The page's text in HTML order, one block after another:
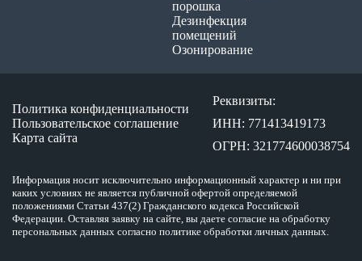
порошка
Дезинфекция
помещений
Озонирование
Политика конфиденциальности
Пользовательское соглашение
Карта сайта
Реквизиты:
ИНН: 771413419173
ОГРН: 321774600038754
Информация носит исключительно информационный характер и ни при
каких условиях не является публичной офертой определяемой
положениями Статьи 437(2) Гражданского кодекса Российской
Федерации. Оставляя заявку на сайте, вы даете согласие на обработку
персональных данных согласно политике обработки личных данных.